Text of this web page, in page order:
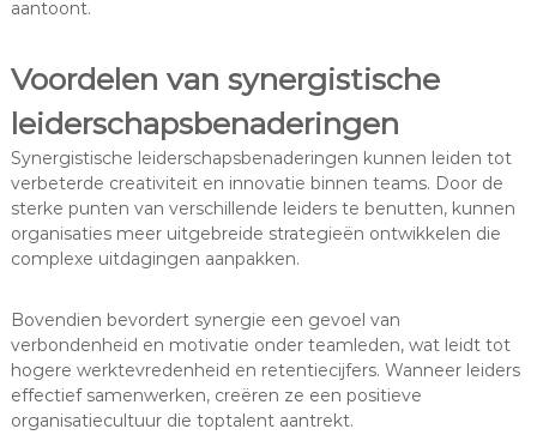
aantoont.
Voordelen van synergistische
leiderschapsbenaderingen
Synergistische leiderschapsbenaderingen kunnen leiden tot
verbeterde creativiteit en innovatie binnen teams. Door de
sterke punten van verschillende leiders te benutten, kunnen
organisaties meer uitgebreide strategieën ontwikkelen die
complexe uitdagingen aanpakken.
Bovendien bevordert synergie een gevoel van
verbondenheid en motivatie onder teamleden, wat leidt tot
hogere werktevredenheid en retentiecijfers. Wanneer leiders
effectief samenwerken, creëren ze een positieve
organisatiecultuur die toptalent aantrekt.